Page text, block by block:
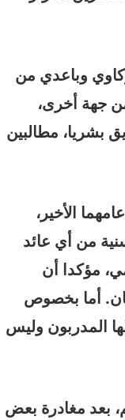
وباعدي من
جهة أخرى،
بشريا، مطالبين
الأخير،
من أي عائد
مؤكدا أن
أما بخصوص
المدربون وليس
بعد مغادرة بعض